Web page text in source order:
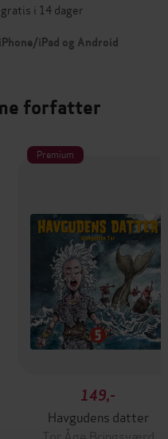
i 14 dager
iPad og Android
forfatter
Premium
149,-
Havgudens datter